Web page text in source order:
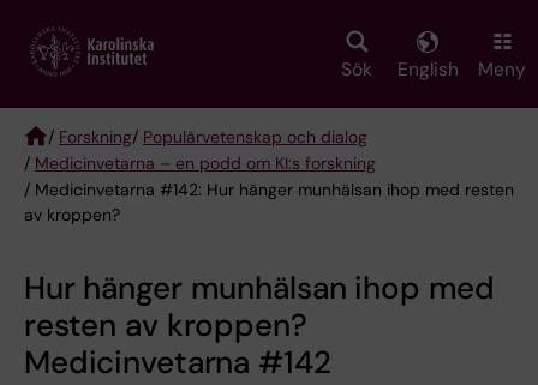
main
Sök English Meny
Breadcrumb
/ Forskning/ Populärvetenskap och dialog
/ Medicinvetarna – en podd om KI:s forskning
/ Medicinvetarna #142: Hur hänger munhälsan ihop med resten
av kroppen?
Hur hänger munhälsan ihop med
resten av kroppen?
Medicinvetarna #142